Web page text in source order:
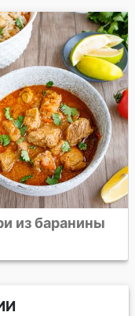
карри на
молоке